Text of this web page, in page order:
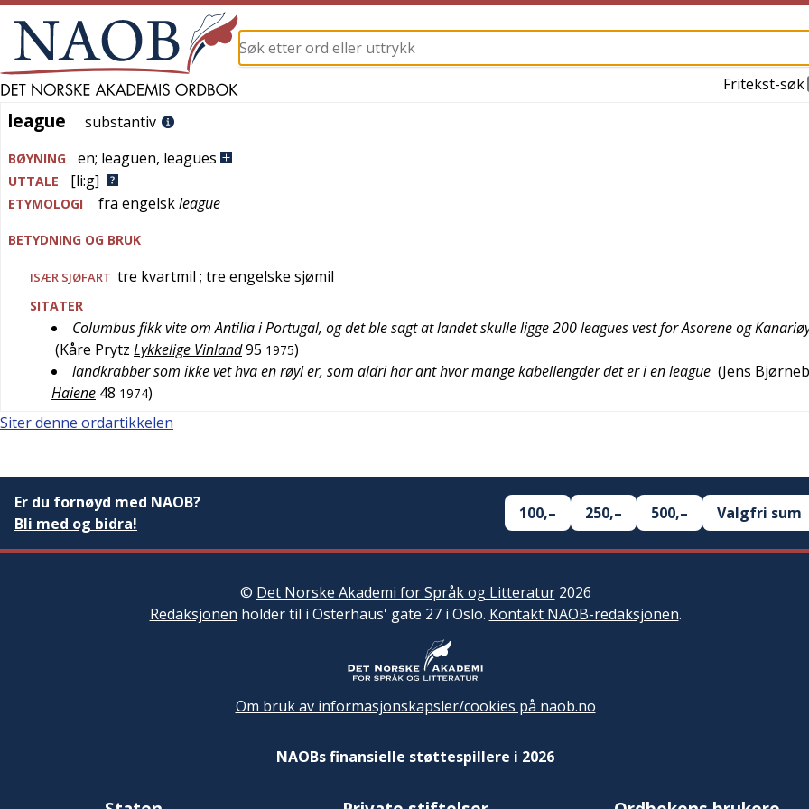
Fritekst-søk
league
league substantiv
BØYNING en; leaguen, leagues
UTTALE [li:g]
ETYMOLOGI fra engelskleague
BETYDNING OG BRUK
ISÆR SJØFART tre kvartmil ; tre engelske sjømil
SITATER
Columbus fikk vite om Antilia i Portugal, og det ble sagt at landet skulle ligge 200 leagues vest for Asorene og
(Kåre Prytz Lykkelige Vinland95 1975)
landkrabber som ikke vet hva en røyl er, som aldri har ant hvor mange kabellengder det er i en league (Jens
Haiene 48 1974)
Siter denne ordartikkelen
Er du fornøyd med NAOB?
Bli med og bidra!
100,– 250,– 500,– Valgfri sum
© Det Norske Akademi for Språk og Litteratur2026
Redaksjonen holder til i Osterhaus' gate 27 i Oslo. Kontakt NAOB-redaksjonen.
Om bruk av informasjonskapsler/cookies på naob.no
NAOBs finansielle støttespillere i 2026